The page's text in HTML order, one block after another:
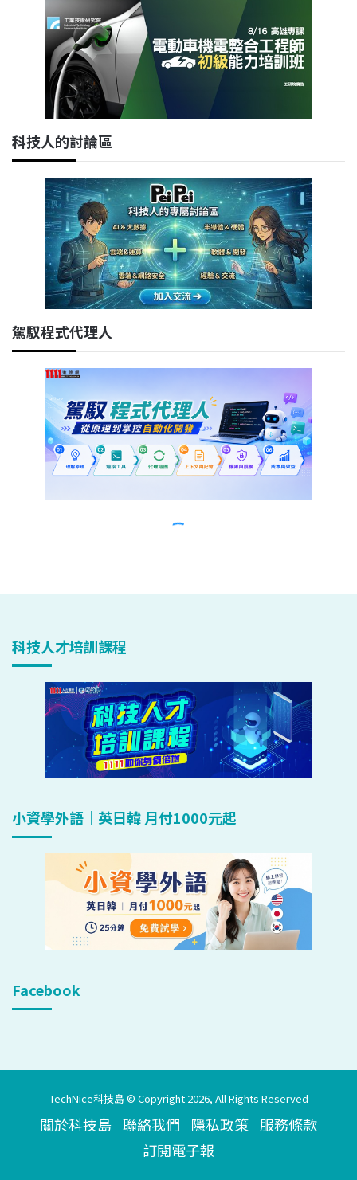
科技人才培訓課程
小資學外語｜英日韓 月付1000元起
Facebook
TechNice科技島 © Copyright 2026, All Rights Reserved
關於科技島 聯絡我們 隱私政策 服務條款
訂閱電子報